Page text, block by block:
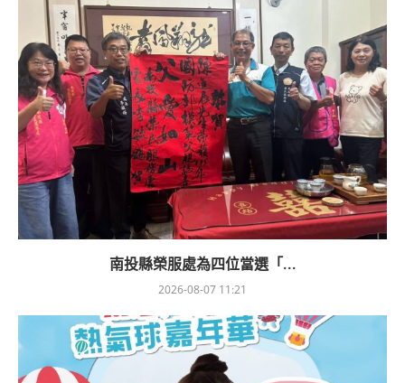
南投縣榮服處為四位當選「...
2026-08-07 11:21